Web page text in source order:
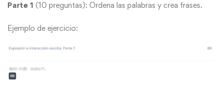
Parte 1 (10 preguntas): Ordena las palabras y crea frases.
Ejemplo de ejercicio: